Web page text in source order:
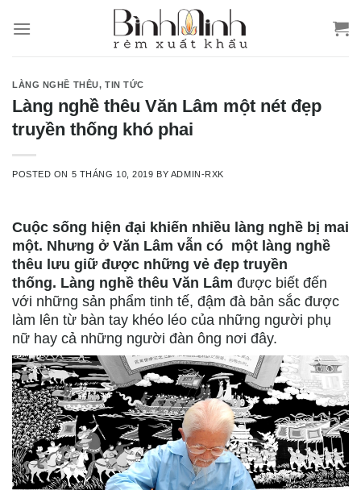
LÀNG NGHỀ THÊU, TIN TỨC
Làng nghề thêu Văn Lâm một nét đẹp
truyền thống khó phai
POSTED ON 5 THÁNG 10, 2019 BY ADMIN-RXK
Cuộc sống hiện đại khiến nhiều làng nghề bị mai
một. Nhưng ở Văn Lâm vẫn có một làng nghề
thêu lưu giữ được những vẻ đẹp truyền
thống. Làng nghề thêu Văn Lâm được biết đến
với những sản phẩm tinh tế, đậm đà bản sắc được
làm lên từ bàn tay khéo léo của những người phụ
nữ hay cả những người đàn ông nơi đây.